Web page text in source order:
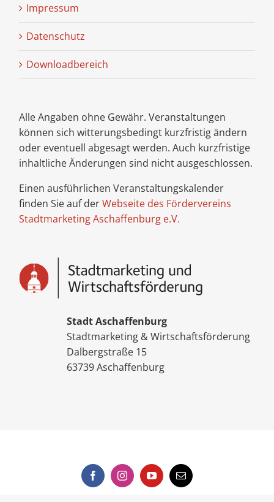
Impressum
Datenschutz
Downloadbereich
Alle Angaben ohne Gewähr. Veranstaltungen
können sich witterungsbedingt kurzfristig ändern
oder eventuell abgesagt werden. Auch kurzfristige
inhaltliche Änderungen sind nicht ausgeschlossen.
Einen ausführlichen Veranstaltungskalender
finden Sie auf derWebseite des Fördervereins
Stadtmarketing Aschaffenburg e.V.
Stadt Aschaffenburg
Stadtmarketing & Wirtschaftsförderung
Dalbergstraße 15
63739 Aschaffenburg
FacebookInstagramYouTube
E-
Mail